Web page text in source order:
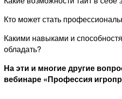
Кто может стать
Какими навыками и
обладать?
На эти и многие другие
вебинаре «Профессия